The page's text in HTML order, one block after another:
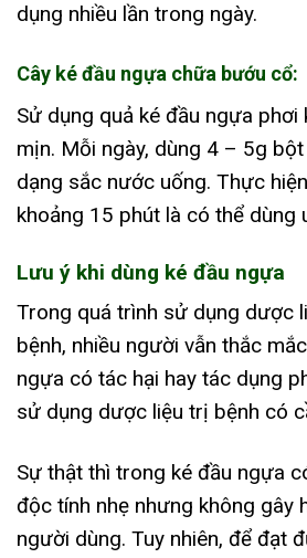
dụng nhiều lần trong ngày.
Cây ké đầu ngựa chữa bướu cổ:
Sử dụng quả ké đầu ngựa phơi
mịn. Mỗi ngày, dùng 4 – 5g
dạng sắc nước uống. Thực
khoảng 15 phút là có thể dùng
Lưu ý khi dùng ké đầu ngựa
Trong quá trình sử dụng dược
bệnh, nhiều người vẫn thắc
ngựa có tác hại hay tác dụng
sử dụng dược liệu trị bệnh có
Sự thật thì trong ké đầu ngựa
độc tính nhẹ nhưng không gây
người dùng. Tuy nhiên, để đạt